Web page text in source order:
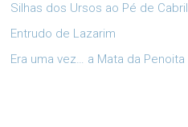
Silhas dos Ursos ao Pé de Cabril
Entrudo de Lazarim
Era uma vez… a Mata da Penoita